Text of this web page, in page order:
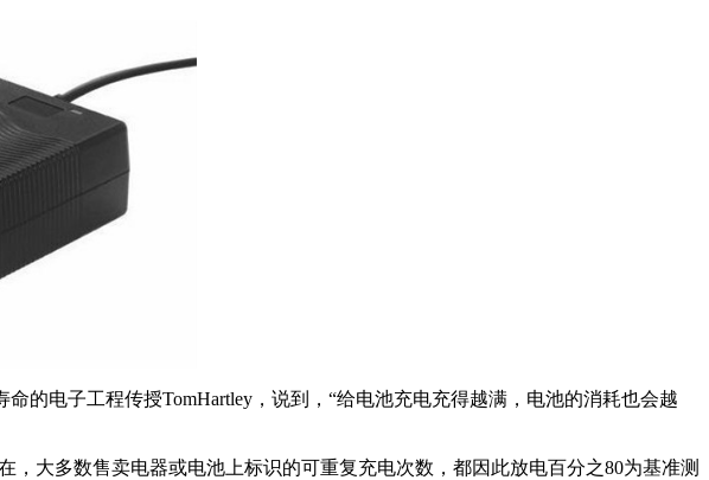
的电子工程传授TomHartley，说到，“给电池充电充得越满，电池的消耗也会越
大多数售卖电器或电池上标识的可重复充电次数，都因此放电百分之80为基准测